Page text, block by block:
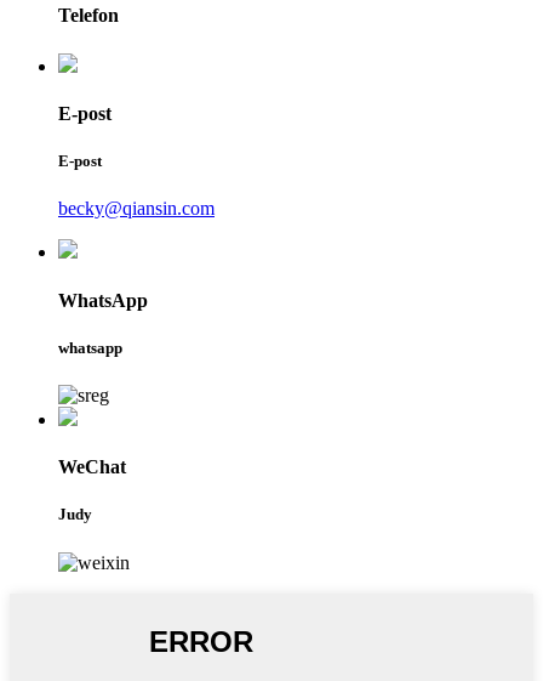
Telefon
E-post
E-post
becky@qiansin.com
WhatsApp
whatsapp
WeChat
Judy